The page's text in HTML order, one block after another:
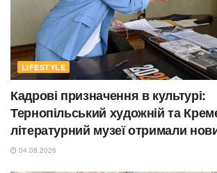
LIFESTYLE
Кадрові призначення в культурі:
Тернопільський художній та
літературний музеї отримали
04.08.2026